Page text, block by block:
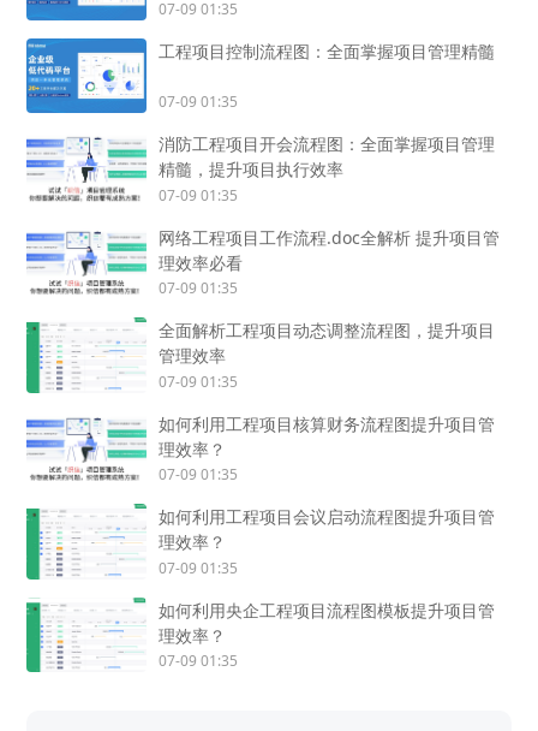
07-09 01:35
工程项目控制流程图：全面掌握项目管理精髓
07-09 01:35
消防工程项目开会流程图：全面掌握项目管理
精髓，提升项目执行效率
07-09 01:35
网络工程项目工作流程.doc全解析 提升项目管
理效率必看
07-09 01:35
全面解析工程项目动态调整流程图，提升项目
管理效率
07-09 01:35
如何利用工程项目核算财务流程图提升项目管
理效率？
07-09 01:35
如何利用工程项目会议启动流程图提升项目管
理效率？
07-09 01:35
如何利用央企工程项目流程图模板提升项目管
理效率？
07-09 01:35